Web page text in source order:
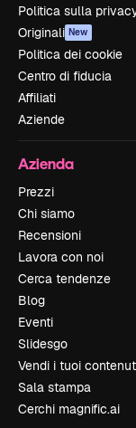
Politica sulla
Originali New
Politica dei cookie
Centro di fiducia
Affiliati
Aziende
Azienda
Prezzi
Chi siamo
Recensioni
Lavora con noi
Cerca tendenze
Blog
Eventi
Slidesgo
Vendi i tuoi
Sala stampa
Cerchi magnific.ai